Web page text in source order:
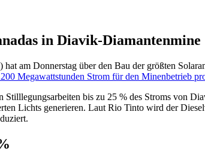
in Diavik-Diamantenmine
am Donnerstag über den Bau der größten
Megawattstunden Strom für den Minenbetrieb
bis zu 25 % des Stroms von
Lichts generieren. Laut Rio Tinto wird der